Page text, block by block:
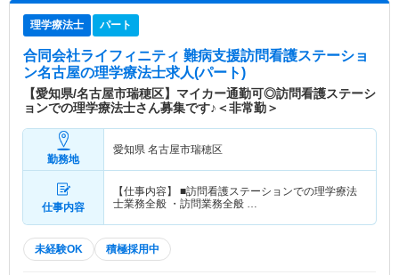
理学療法士 パート
合同会社ライフィニティ 難病支援訪問看護ステーショ
ン名古屋の理学療法士求人(パート)
【愛知県/名古屋市瑞穂区】マイカー通勤可◎訪問看護ステーシ
ョンでの理学療法士さん募集です♪＜非常勤＞
勤務地
愛知県 名古屋市瑞穂区
仕事内容
【仕事内容】 ■訪問看護ステーションでの理学療法
士業務全般 ・訪問業務全般 …
未経験OK 積極採用中